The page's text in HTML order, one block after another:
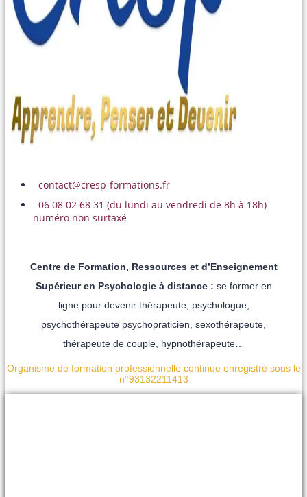
contact@cresp-formations.fr
06 08 02 68 31 (du lundi au vendredi de 8h à 18h)
numéro non surtaxé
Centre de Formation, Ressources et d’Enseignement
Supérieur en Psychologie à distance : se former en
ligne pour devenir thérapeute, psychologue,
psychothérapeute psychopraticien, sexothérapeute,
thérapeute de couple, hypnothérapeute…
Organisme de formation professionnelle continue enregistré sous le
n°93132211413